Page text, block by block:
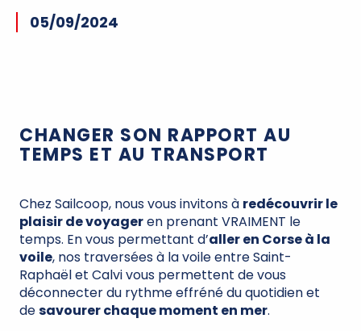
05/09/2024
CHANGER SON RAPPORT AU
TEMPS ET AU TRANSPORT
Chez Sailcoop, nous vous invitons à redécouvrir le
plaisir de voyageren prenant VRAIMENT le
temps. En vous permettant d’aller en Corse à la
voile, nos traversées à la voile entre Saint-
Raphaël et Calvi vous permettent de vous
déconnecter du rythme effréné du quotidien et
desavourer chaque moment en mer.